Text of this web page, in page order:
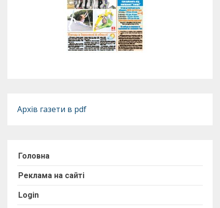
Архів газети в pdf
Головна
Реклама на сайті
Login